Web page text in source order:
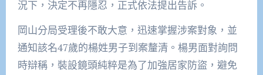
況下，決定不再隱忍，正式依法提出告訴。
岡山分局受理後不敢大意，迅速掌握涉案對象，並
通知該名47歲的楊姓男子到案釐清。楊男面對詢問
時辯稱，裝設鏡頭純粹是為了加強居家防盜，避免